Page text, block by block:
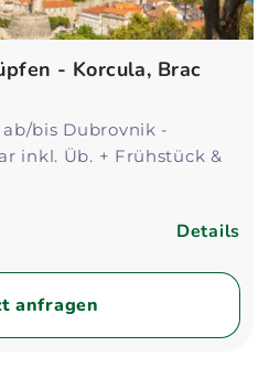
- Korcula, Brac
bis Dubrovnik -
inkl. Üb. + Frühstück &
Details
anfragen